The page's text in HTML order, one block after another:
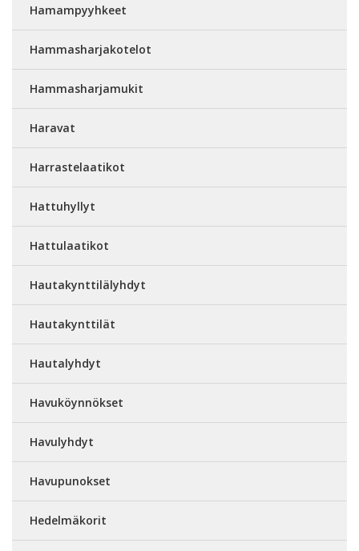
Hamampyyhkeet
Hammasharjakotelot
Hammasharjamukit
Haravat
Harrastelaatikot
Hattuhyllyt
Hattulaatikot
Hautakynttilälyhdyt
Hautakynttilät
Hautalyhdyt
Havuköynnökset
Havulyhdyt
Havupunokset
Hedelmäkorit